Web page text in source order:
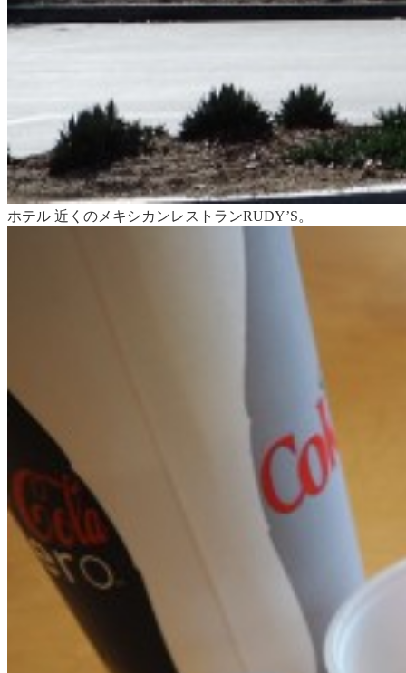
ホテル 近くのメキシカンレストランRUDY’S。